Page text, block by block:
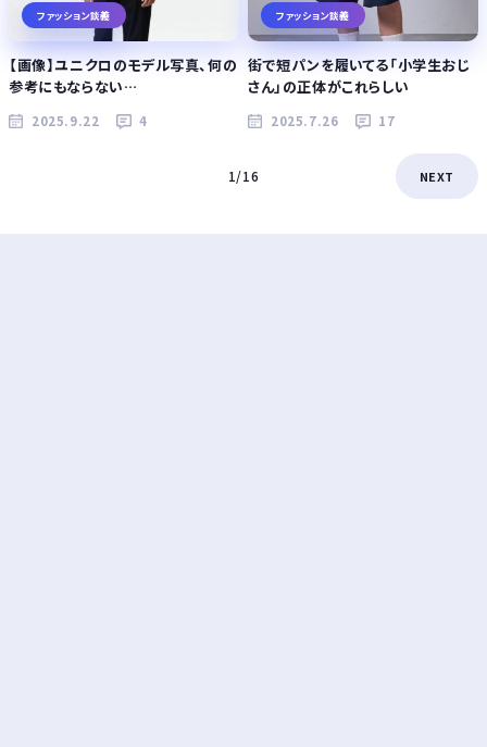
ファッション談義
【画像】ユニクロのモデル写真、何の
参考にもならない…
2025.9.22 4
ファッション談義
街で短パンを履いてる「小学生おじ
さん」の正体がこれらしい
2025.7.26 17
1/16 NEXT